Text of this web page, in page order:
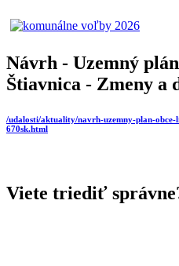
Návrh - Uzemný
Štiavnica - Zmeny a
/udalosti/aktuality/navrh-uzemny-plan-
670sk.html
Viete triediť